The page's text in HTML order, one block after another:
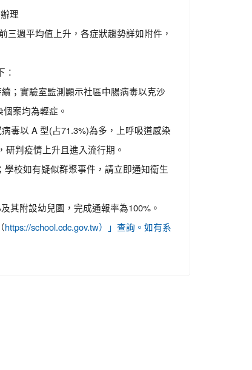
理
三週平均值上升，各症狀趨勢詳如附件，
；實驗室監測顯示社區中腸病毒以克沙
案均為輕症。
毒以 A 型(占71.3%)為多，上呼吸道感染
判疫情上升且進入流行期。
校如有疑似群聚事件，請立即通知衛生
其附設幼兒園，完成通報率為100%。
https://school.cdc.gov.tw）」查詢。如有系